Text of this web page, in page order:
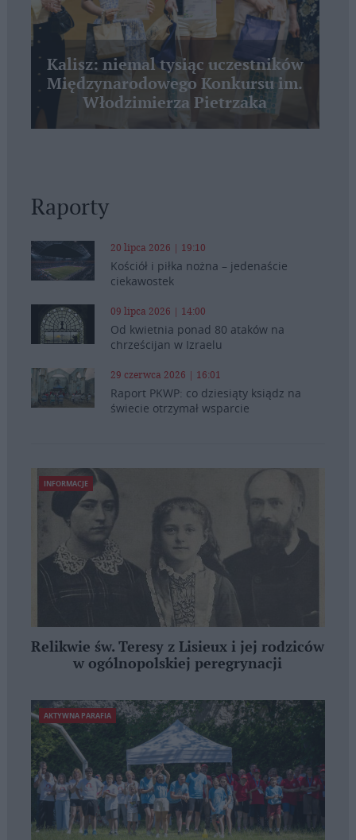
Kalisz: niemal tysiąc uczestników
Międzynarodowego Konkursu im.
Włodzimierza Pietrzaka
Raporty
20 lipca 2026 | 19:10
Kościół i piłka nożna – jedenaście
ciekawostek
09 lipca 2026 | 14:00
Od kwietnia ponad 80 ataków na
chrześcijan w Izraelu
29 czerwca 2026 | 16:01
Raport PKWP: co dziesiąty ksiądz na
świecie otrzymał wsparcie
INFORMACJE
Relikwie św. Teresy z Lisieux i jej rodziców
w ogólnopolskiej peregrynacji
AKTYWNA PARAFIA